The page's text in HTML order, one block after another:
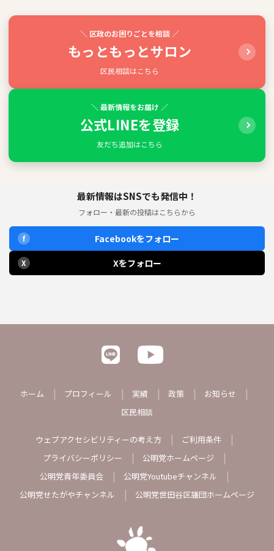
＼ 区政のお困りごとを相談 ／
もっともっとサロン
区民相談はこちら
＼ 最新情報をお届け ／
公式LINEを登録
友だち追加はこちら
最新情報はSNSでも発信中！
フォロー・最新の投稿はこちらから
f Facebookをフォロー
X Xをフォロー
ホーム プロフィール 実績 政策
お知らせ
区民相談
ウェブアクセシビリティーの考え方
ご利用条件
プライバシーポリシー
公明党ホームページ
公明党青年委員会
公明党Youtubeチャンネル
公明党せたがやチャンネル
公明党世田谷区議団ホームページ